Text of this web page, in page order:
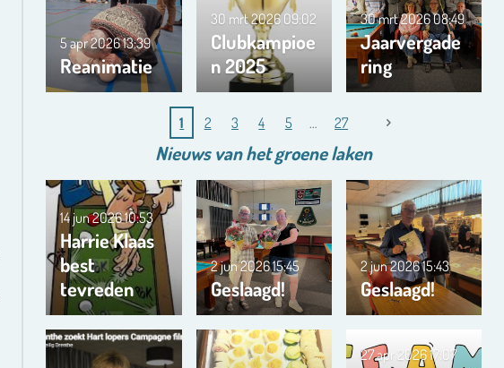
Reanimatie
5 apr 202613:39
Clubkampioe
n 2025
30 mrt 2026 09:02
Jaarvergade
ring
30 mrt 202608:49
1 2 3 4 5 27
Nieuws van hetgroenelaken
Harrie Klaas
best
tevreden
14 jun 202610:53
Geslaagd!
2 jun 202615:45
Geslaagd!
2 jun 202615:43
27 apr 202617:07